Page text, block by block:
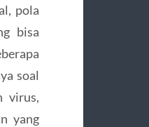
pola
bisa
soal
virus,
yang